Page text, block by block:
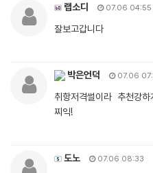
랩소디 07.06 04:55
잘보고갑니다
박은언덕 07.06
취항저격썰이라 추천강
찌익!
도노 07.06 08:33